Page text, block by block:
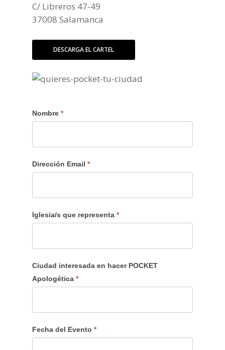
C/ Libreros 47-49
37008 Salamanca
DESCARGA EL CARTEL
Nombre*
Dirección Email*
Iglesia/s que representa*
Ciudad interesada en hacer POCKET
Apologética*
Fecha del Evento*